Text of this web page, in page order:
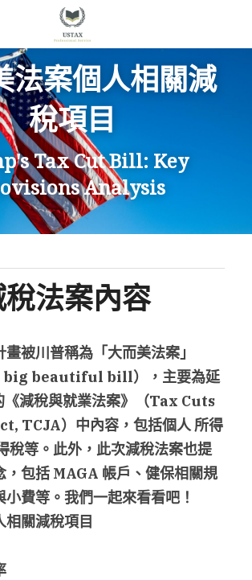
法案個人相關減
稅項目
Tax Cut Bill: Key
Analysis
法案內容
被川普稱為「大而美法案」
big beautiful bill），主要為延
《減稅與就業法案》（Tax Cuts
TCJA）中內容，包括個人所得
稅等。此外，此次減稅法案也提
，包括 MAGA 帳戶、健保相關規
小費等。我們一起來看看吧！
關減稅項目
商品分類